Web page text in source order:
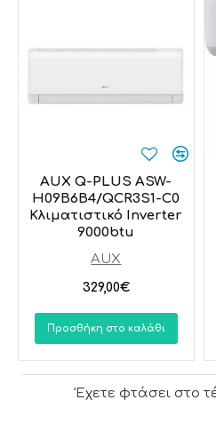
AUX
AUX Q-PLUS ASW-
H09B6B4/QCR3S1-C0
Κλιματιστικό Inverter
9000btu
329,00€
Προσθήκη στο καλάθι
Έχετε φτάσει στο